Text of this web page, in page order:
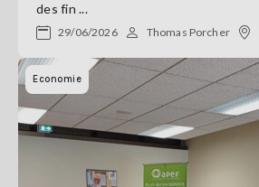
des fin ...
29/06/2026 Thomas Porcher
Economie